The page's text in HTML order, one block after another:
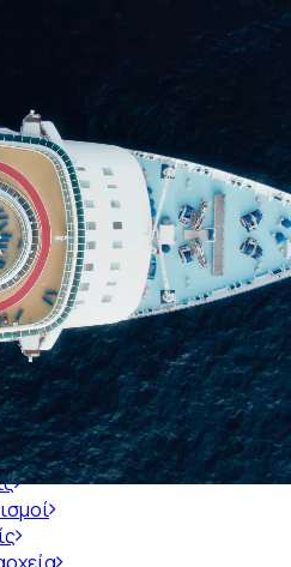
του ΣΕΕΝ
Διοικητικών Συμβουλίων
1921-σήμερα
Φορείς